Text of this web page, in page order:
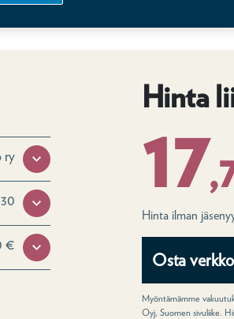
ry
€
Hinta
17
Hinta ilman
Osta
Myöntämämme
Oyj, Suomen sivuliike.